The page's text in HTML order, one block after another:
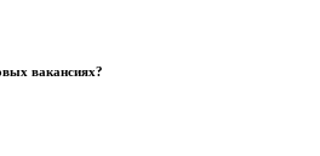
вакансиях?